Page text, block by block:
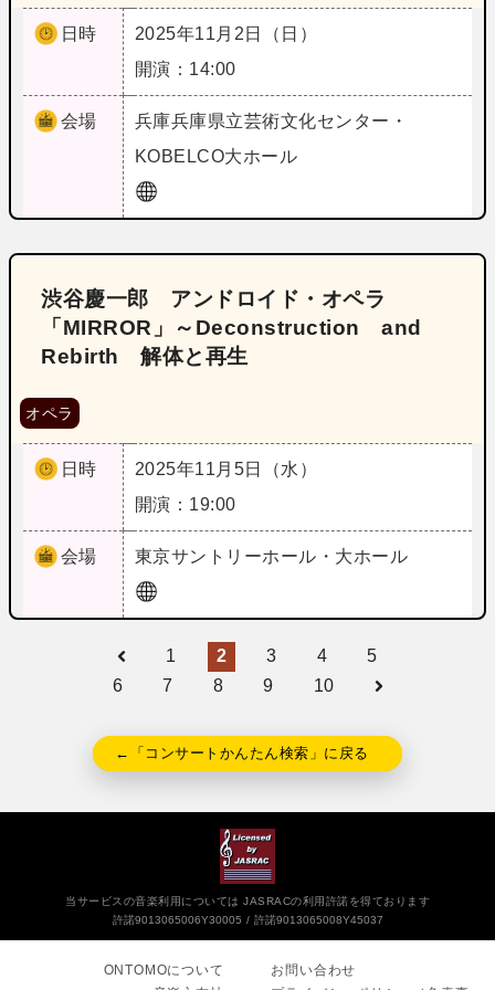
日時
2025年11月2日（日）
開演：14:00
会場 兵庫兵庫県立芸術文化センター・
KOBELCO大ホール
渋谷慶一郎 アンドロイド・オペラ
「MIRROR」～Deconstruction and
Rebirth 解体と再生
オペラ
日時
2025年11月5日（水）
開演：19:00
会場 東京サントリーホール・大ホール
1 2 3 4
5
6
7 8 9 10
←「コンサートかんたん検索」に戻る
当サービスの音楽利用については JASRACの利用許諾を得ております
許諾9013065006Y30005
許諾9013065008Y45037
ONTOMOについて
お問い合わせ